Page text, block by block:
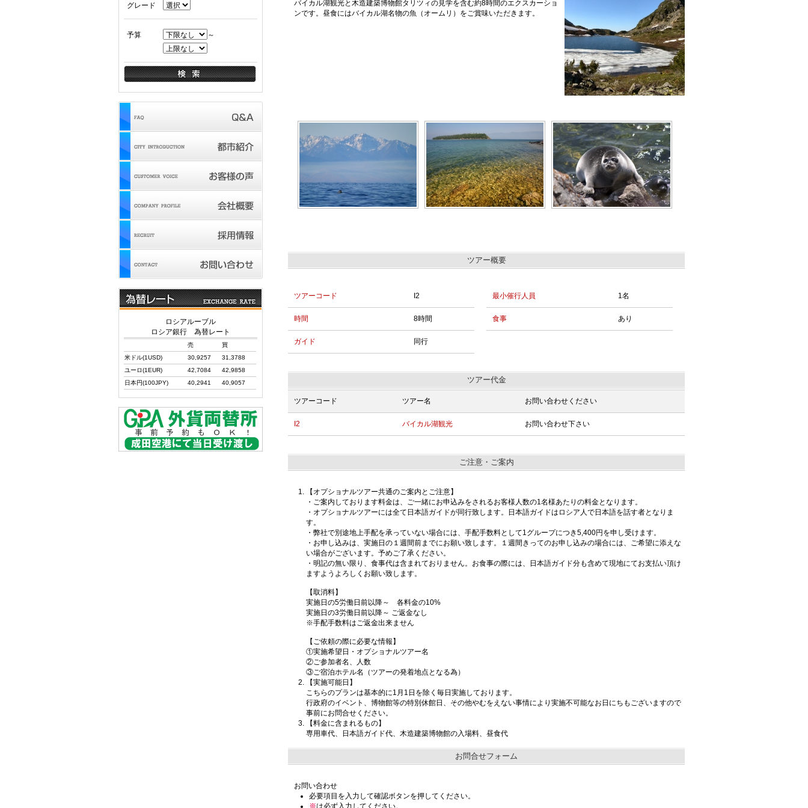
バイカル湖観光と木造建築博物館タリツィの見学を含む約8時間のエクスカーショ
ンです。昼食にはバイカル湖名物の魚（オームリ）をご賞味いただきます。
ツアー概要
ツアーコード I2
時間 8時間
ガイド 同行
最小催行人員 1名
食事 あり
ツアー代金
ツアーコード ツアー名 お問い合わせください
I2 バイカル湖観光 お問い合わせ下さい
ご注意・ご案内
【オプショナルツアー共通のご案内とご注意】
・ご案内しております料金は、ご一緒にお申込みをされるお客様人数の1名様あたりの料金となります。
・オプショナルツアーには全て日本語ガイドが同行致します。日本語ガイドはロシア人で日本語を話す者となりま
す。
・弊社で別途地上手配を承っていない場合には、手配手数料として1グループにつき5,400円を申し受けます。
・お申し込みは、実施日の１週間前までにお願い致します。１週間きってのお申し込みの場合には、ご希望に添えな
い場合がございます。予めご了承ください。
・明記の無い限り、食事代は含まれておりません。お食事の際には、日本語ガイド分も含めて現地にてお支払い頂け
ますようよろしくお願い致します。
【取消料】
実施日の5労働日前以降～ 各料金の10%
実施日の3労働日前以降～ ご返金なし
※手配手数料はご返金出来ません
【ご依頼の際に必要な情報】
①実施希望日・オプショナルツアー名
②ご参加者名、人数
③ご宿泊ホテル名（ツアーの発着地点となる為）
【実施可能日】
こちらのプランは基本的に1月1日を除く毎日実施しております。
行政府のイベント、博物館等の特別休館日、その他やむをえない事情により実施不可能なお日にちもございますので
事前にお問合せください。
【料金に含まれるもの】
専用車代、日本語ガイド代、木造建築博物館の入場料、昼食代
お問合せフォーム
お問い合わせ
必要項目を入力して確認ボタンを押してください。
※は必ず入力してください。
グレード
予算 ～
ロシアルーブル
ロシア銀行 為替レート
売
買
米ドル(1USD)
30,9257
31,3788
ユーロ(1EUR)
42,7084
42,9858
日本円(100JPY)
40,2941 40,9057